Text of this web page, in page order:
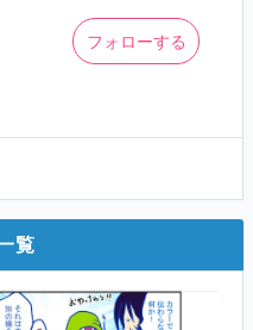
フォローする
覧